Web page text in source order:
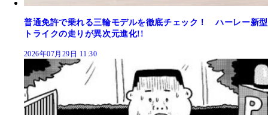
普通免許で乗れる三輪モデルを徹底チェック！ ハーレー新型
トライクの走りが異次元進化!!
2026年07月29日 11:30